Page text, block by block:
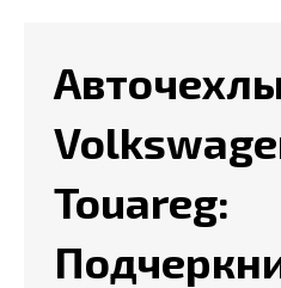
Touareg: